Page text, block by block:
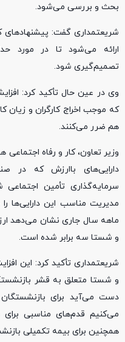
بحث و بررسی می‌شود.
شریعتمداری گفت:
ارائه می‌شود تا در مورد
تصمیم‌گیری شود.
وی در عین حال تأکید کرد:
که موجب اخراج کارگران و زیان
هم ضرر می‌کنند.
وزیر تعاون، کار و رفاه
دارایی‌های باارزش که در
سرمایه‌گذاری تأمین
ماهه سال جاری نشان می‌دهد
و شستا سه برابر شده است.
شریعتمداری تأکید کرد: این
و شستا متعلق به قشر
می‌کنیم قدم‌های مناسبی
همچنین برای بیمه تکمیلی